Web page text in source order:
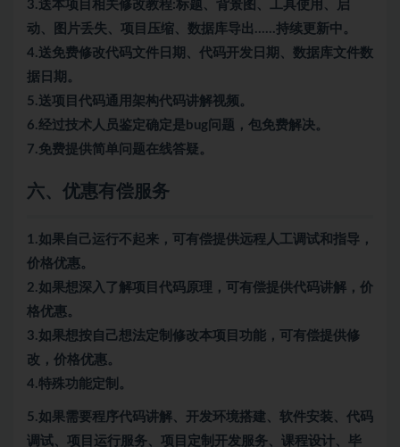
3.送本项目相关修改教程:标题、背景图、工具使用、启
动、图片丢失、项目压缩、数据库导出……持续更新中。
4.送免费修改代码文件日期、代码开发日期、数据库文件数
据日期。
5.送项目代码通用架构代码讲解视频。
6.经过技术人员鉴定确定是bug问题，包免费解决。
7.免费提供简单问题在线答疑。
六、优惠有偿服务
1.如果自己运行不起来，可有偿提供远程人工调试和指导，
价格优惠。
2.如果想深入了解项目代码原理，可有偿提供代码讲解，价
格优惠。
3.如果想按自己想法定制修改本项目功能，可有偿提供修
改，价格优惠。
4.特殊功能定制。
5.如果需要程序代码讲解、开发环境搭建、软件安装、代码
调试、项目运行服务、项目定制开发服务、课程设计、毕